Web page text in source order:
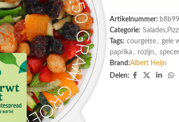
Artikelnummer:
Categorie:
Tags: courgette , gele
paprika , rozijn ,
Brand:Albert Heijn
Delen: